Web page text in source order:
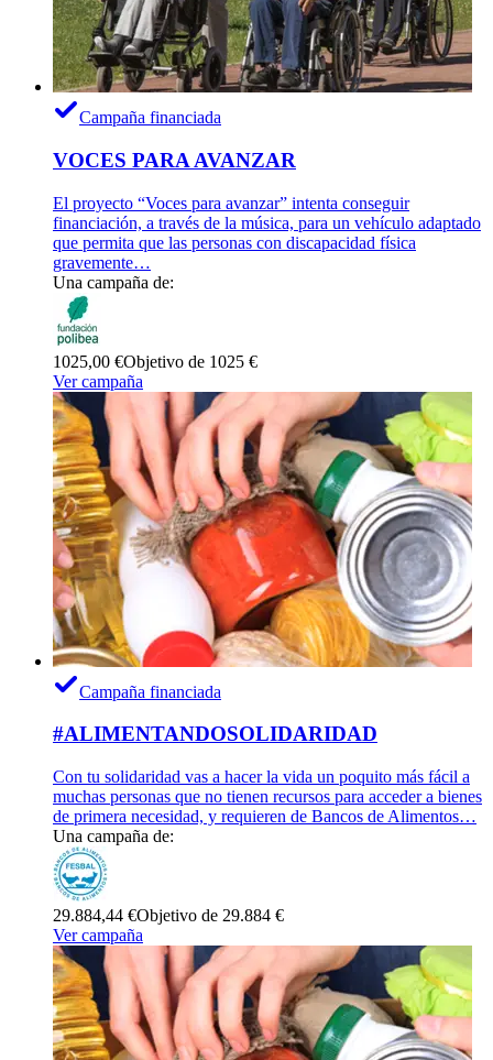
Campaña financiada
VOCES PARA AVANZAR
El proyecto “Voces para avanzar” intenta conseguir
financiación, a través de la música, para un vehículo adaptado
que permita que las personas con discapacidad física
gravemente…
Una campaña de:
1025,00 €Objetivo de 1025 €
Ver campaña
Campaña financiada
#ALIMENTANDOSOLIDARIDAD
Con tu solidaridad vas a hacer la vida un poquito más fácil a
muchas personas que no tienen recursos para acceder a bienes
de primera necesidad, y requieren de Bancos de Alimentos…
Una campaña de:
29.884,44 €Objetivo de 29.884 €
Ver campaña